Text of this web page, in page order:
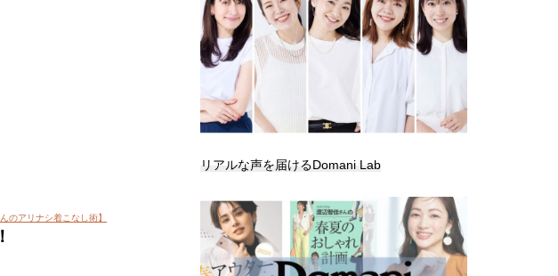
のアリナシ着こなし術】
リアルな声を届けるDomani Lab